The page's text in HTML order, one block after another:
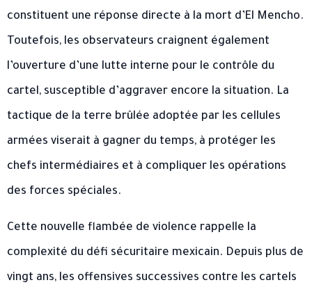
constituent une réponse directe à la mort d’El Mencho.
Toutefois, les observateurs craignent également
l’ouverture d’une lutte interne pour le contrôle du
cartel, susceptible d’aggraver encore la situation. La
tactique de la terre brûlée adoptée par les cellules
armées viserait à gagner du temps, à protéger les
chefs intermédiaires et à compliquer les opérations
des forces spéciales.
Cette nouvelle flambée de violence rappelle la
complexité du défi sécuritaire mexicain. Depuis plus de
vingt ans, les offensives successives contre les cartels